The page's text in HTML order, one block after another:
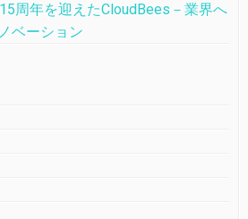
周年を迎えたCloudBees－業界へ
ベーション